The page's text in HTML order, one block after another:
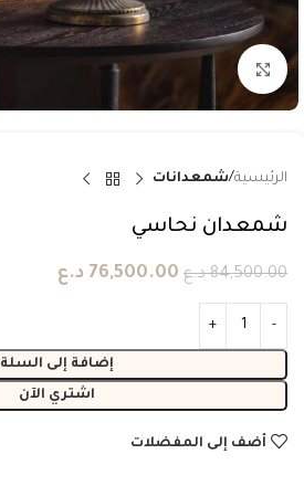
انقر للتكبير
الرئيسية شمعدانات
شمعدان نحاسي
84,500.00 د.ع 76,500.00 د.ع
إضافة إلى السلة
اشتري الآن
أضف إلى المفضلات